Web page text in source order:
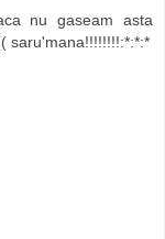
nu gaseam asta
saru'mana!!!!!!!!:*:*:*